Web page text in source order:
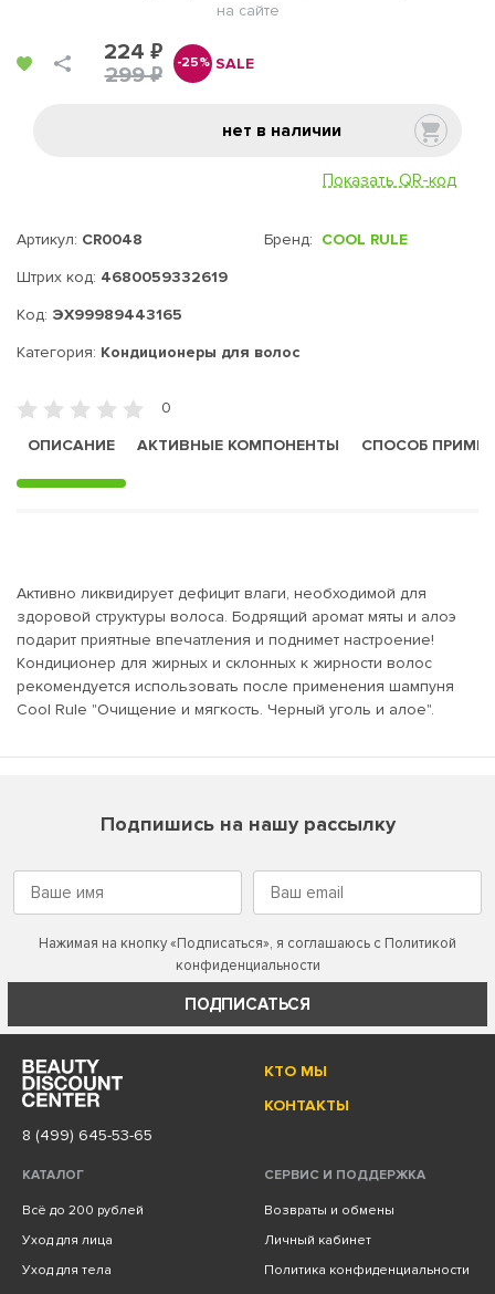
на сайте
224 ₽
299 ₽
-25% SALE
нет в наличии
Показать QR-код
Артикул: CR0048
Штрих код: 4680059332619
Код: ЭХ99989443165
Бренд: COOL RULE
Категория: Кондиционеры для волос
0
ОПИСАНИЕ
АКТИВНЫЕ КОМПОНЕНТЫ СПОСОБ
Активно ликвидирует дефицит влаги, необходимой для
здоровой структуры волоса. Бодрящий аромат мяты и алоэ
подарит приятные впечатления и поднимет настроение!
Кондиционер для жирных и склонных к жирности волос
рекомендуется использовать после применения шампуня
Cool Rule "Очищение и мягкость. Черный уголь и алое".
Подпишись на нашу рассылку
Нажимая на кнопку «Подписаться», я соглашаюсь с Политикой
конфиденциальности
ПОДПИСАТЬСЯ
КТО МЫ
КОНТАКТЫ
8 (499) 645-53-65
КАТАЛОГ
Всё до 200 рублей
Уход для лица
Уход для тела
СЕРВИС И ПОДДЕРЖКА
Возвраты и обмены
Личный кабинет
Политика конфиденциальности